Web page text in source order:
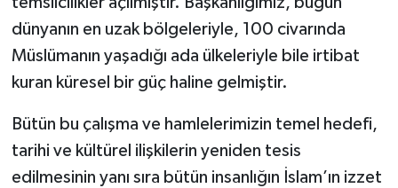
dünyanın en uzak bölgeleriyle, 100 civarında
Müslümanın yaşadığı ada ülkeleriyle bile irtibat
kuran küresel bir güç haline gelmiştir.
Bütün bu çalışma ve hamlelerimizin temel hedefi,
tarihi ve kültürel ilişkilerin yeniden tesis
edilmesinin yanı sıra bütün insanlığın İslam’ın izzet